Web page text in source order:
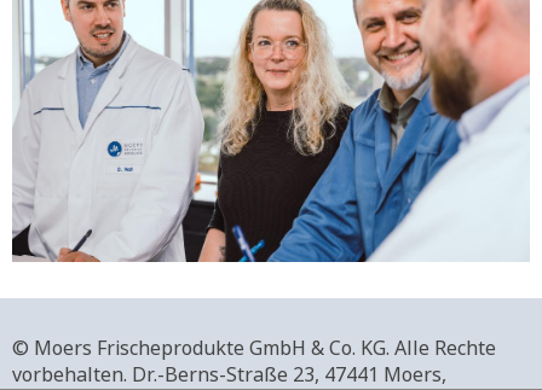
© Moers Frischeprodukte GmbH & Co. KG. Alle Rechte
vorbehalten. Dr.-Berns-Straße 23, 47441 Moers,